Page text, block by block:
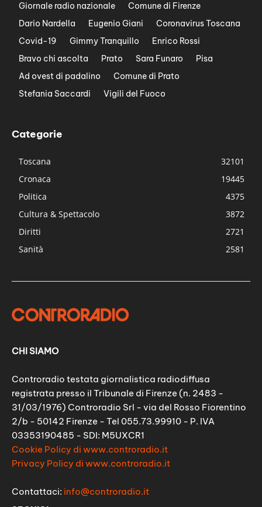
Giornale radio nazionale
Comune di Firenze
Dario Nardella
Eugenio Giani
Coronavirus Toscana
Covid-19
Gimmy Tranquillo
Enrico Rossi
Bravo chi ascolta
Prato Sara Funaro
Pisa
Ad ovest di padalino
Comune di Prato
Stefania Saccardi
Vigili del Fuoco
Categorie
Toscana
32101
Cronaca
19445
Politica
4375
Cultura & Spettacolo
3872
Diritti
2721
Sanità
2581
CHI SIAMO
Controradio testata giornalistica radiodiffusa
registrata presso il Tribunale di Firenze (n. 2483 -
31/03/1976) Controradio Srl - via del Rosso Fiorentino
2/b - 50142 Firenze - Tel 055.73.99910 - P. IVA
03353190485 - SDI: M5UXCR1
Cookie Policy di www.controradio.it
Privacy Policy di www.controradio.it
Contattaci: info@controradio.it